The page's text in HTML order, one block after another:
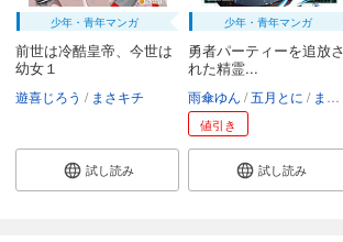
少年・青年マンガ
前世は冷酷皇帝、今世は
幼女１
遊喜じろう まさキチ
試し読み
少年・青年マンガ
勇者パーティーを追放さ
れた精霊...
雨傘ゆん 五月とに まさキチ
値引き
試し読み